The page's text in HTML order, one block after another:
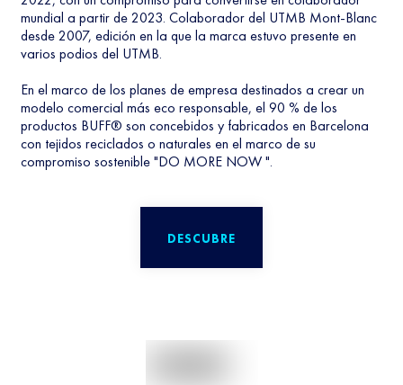
mundial a partir de 2023. Colaborador del UTMB Mont-Blanc
desde 2007, edición en la que la marca estuvo presente en
varios podios del UTMB.
En el marco de los planes de empresa destinados a crear un
modelo comercial más eco responsable, el 90 % de los
productos BUFF® son concebidos y fabricados en Barcelona
con tejidos reciclados o naturales en el marco de su
compromiso sostenible "DO MORE NOW ".
DESCUBRE